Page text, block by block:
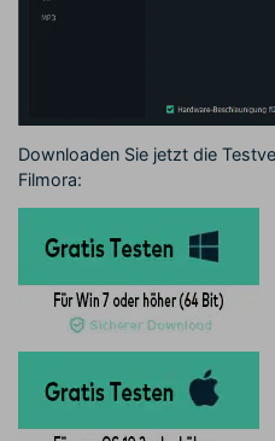
Downloaden Sie jetzt die
Filmora: